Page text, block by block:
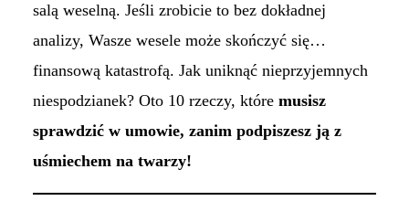
salą weselną. Jeśli zrobicie to bez dokładnej
analizy, Wasze wesele może skończyć się…
finansową katastrofą. Jak uniknąć nieprzyjemnych
niespodzianek? Oto 10 rzeczy, które musisz
sprawdzić w umowie, zanim podpiszesz ją z
uśmiechem na twarzy!